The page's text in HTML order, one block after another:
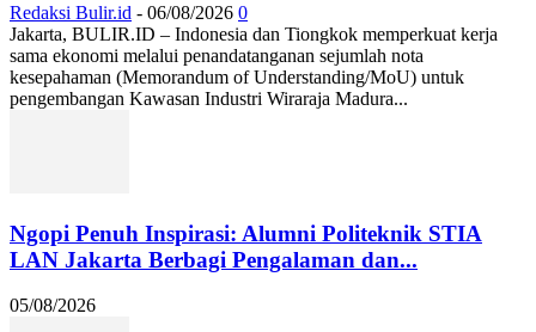
Redaksi Bulir.id - 06/08/2026 0
Jakarta, BULIR.ID – Indonesia dan Tiongkok memperkuat kerja
sama ekonomi melalui penandatanganan sejumlah nota
kesepahaman (Memorandum of Understanding/MoU) untuk
pengembangan Kawasan Industri Wiraraja Madura...
Ngopi Penuh Inspirasi: Alumni Politeknik STIA
LAN Jakarta Berbagi Pengalaman dan...
05/08/2026